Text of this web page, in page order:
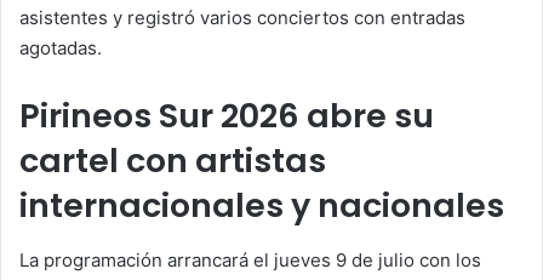
asistentes y registró varios conciertos con entradas
agotadas.
Pirineos Sur 2026 abre su
cartel con artistas
internacionales y nacionales
La programación arrancará el jueves 9 de julio con los